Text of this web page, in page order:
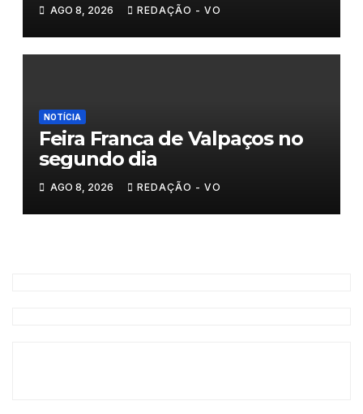
AGO 8, 2026 REDAÇÃO - VO
NOTÍCIA
Feira Franca de Valpaços no
segundo dia
AGO 8, 2026 REDAÇÃO - VO